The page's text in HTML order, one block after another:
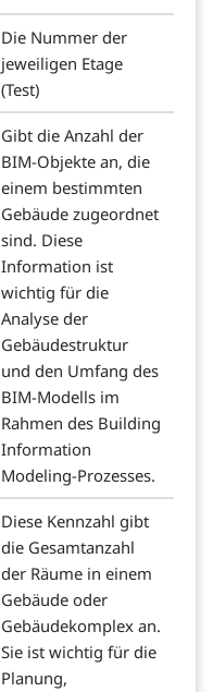
Die Nummer der
jeweiligen Etage
(Test)
Gibt die Anzahl der
BIM-Objekte an, die
einem bestimmten
Gebäude zugeordnet
sind. Diese
Information ist
wichtig für die
Analyse der
Gebäudestruktur
und den Umfang des
BIM-Modells im
Rahmen des Building
Information
Modeling-Prozesses.
Diese Kennzahl gibt
die Gesamtanzahl
der Räume in einem
Gebäude oder
Gebäudekomplex an.
Sie ist wichtig für die
Planung,